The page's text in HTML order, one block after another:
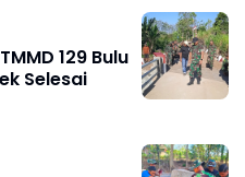
129 Bulu
Selesai